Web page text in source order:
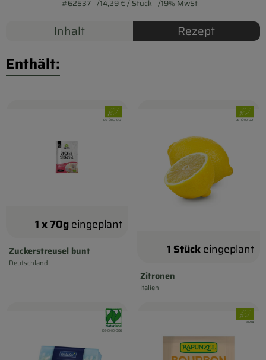
Pferdepension & Reitbetrieb
#62537 14,29 €/ Stück 19% MwSt
Inhalt Rezept
Enthält:
Zuckerstreusel bunt
, Herkunft:
Deutschland
1 x 70geingeplant
, Verband:
, Kontrollstelle:
DE-ÖKO-001
Zitronen
, Herkunft:
Italien
1 Stückeingeplant
,
, Kontrollstelle:
DE-ÖKO-021
, Verband:
, Kontrollstelle:
DE-ÖKO-006
,
,KIWA